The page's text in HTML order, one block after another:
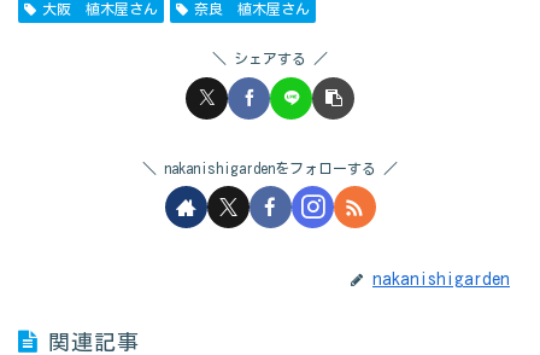
大阪 植木屋さん 奈良 植木屋さん
シェアする
nakanishigardenをフォローする
nakanishigarden
関連記事